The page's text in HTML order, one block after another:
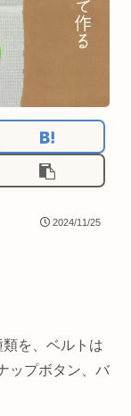
2024/11/25
を、ベルトは
ップボタン、バ